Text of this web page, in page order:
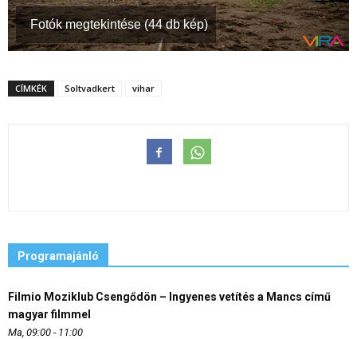
Fotók megtekintése (44 db kép)
CÍMKÉK Soltvadkert vihar
Programajánló
Filmio Moziklub Csengődön – Ingyenes vetítés a Mancs című
magyar filmmel
Ma, 09:00 - 11:00